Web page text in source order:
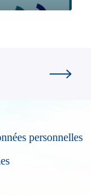
personnelles